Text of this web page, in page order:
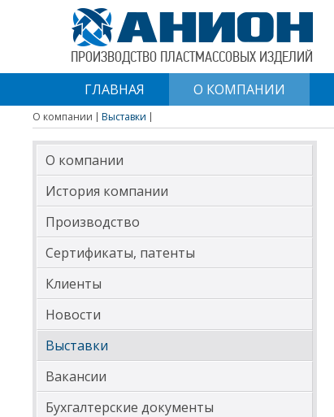
ПРОИЗВОДСТВО ПЛАСТМАССОВЫХ ИЗДЕЛИЙ
ГЛАВНАЯ О КОМПАНИИ
О компании Выставки
О компании
История компании
Производство
Сертификаты, патенты
Клиенты
Новости
Выставки
Вакансии
Бухгалтерские документы